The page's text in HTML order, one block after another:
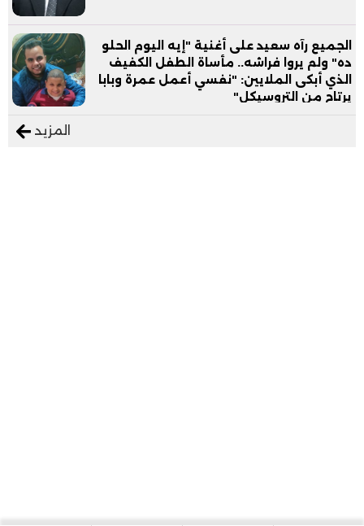
الجميع رآه سعيد على أغنية "إيه اليوم الحلو
ده" ولم يروا فراشه.. مأساة الطفل الكفيف
الذي أبكى الملايين: "نفسي أعمل عمرة وبابا
يرتاح من التروسيكل"
المزيد